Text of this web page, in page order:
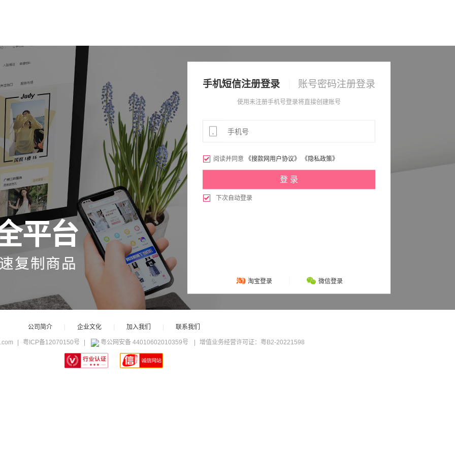
手机短信注册登录 账号密码注册登录
使用未注册手机号登录将直接创建账号
 阅读并同意 《搜款网用户协议》 《隐私政策》
 下次自动登录
淘宝登录 微信登录
公司简介 企业文化 加入我们 联系我们
粤ICP备12070150号 粤公网安备 44010602010359号 增值业务经营许可证：粤B2-20221598